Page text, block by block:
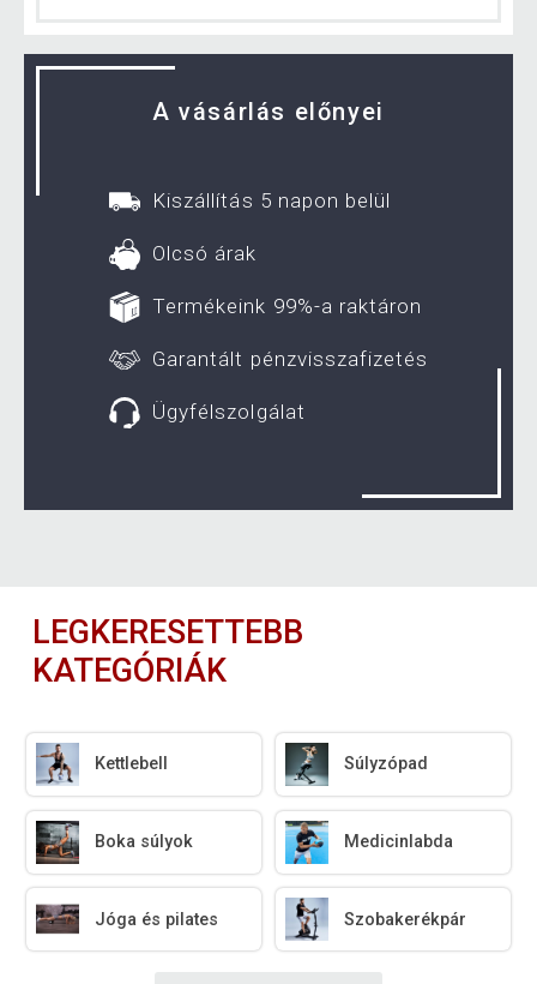
A vásárlás előnyei
Kiszállítás 5 napon belül
Olcsó árak
Termékeink 99%-a raktáron
Garantált pénzvisszafizetés
Ügyfélszolgálat
LEGKERESETTEBB
KATEGÓRIÁK
Kettlebell Súlyzópad
Boka súlyok Medicinlabda
Jóga és pilates Szobakerékpár